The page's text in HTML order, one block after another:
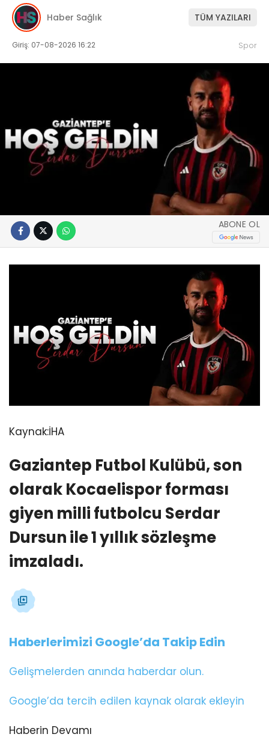
Haber Sağlık TÜM YAZILARI
Giriş: 07-08-2026 16:22 Spor
ABONE OL
Kaynak:İHA
Gaziantep Futbol Kulübü, son
olarak Kocaelispor forması
giyen milli futbolcu Serdar
Dursun ile 1 yıllık sözleşme
imzaladı.
Haberlerimizi Google’da Takip Edin
Gelişmelerden anında haberdar olun.
Google’da tercih edilen kaynak olarak ekleyin
Haberin Devamı